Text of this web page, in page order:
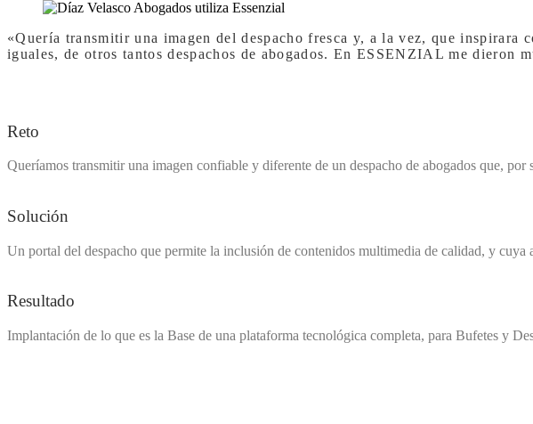
«Quería transmitir una imagen del despacho fresca y, a la vez, que inspirara
iguales, de otros tantos despachos de abogados. En ESSENZIAL me dieron
Reto
Queríamos transmitir una imagen confiable y diferente de un despacho de abogados que,
Solución
Un portal del despacho que permite la inclusión de contenidos multimedia de calidad, y
Resultado
Implantación de lo que es la Base de una plataforma tecnológica completa, para Bufetes y